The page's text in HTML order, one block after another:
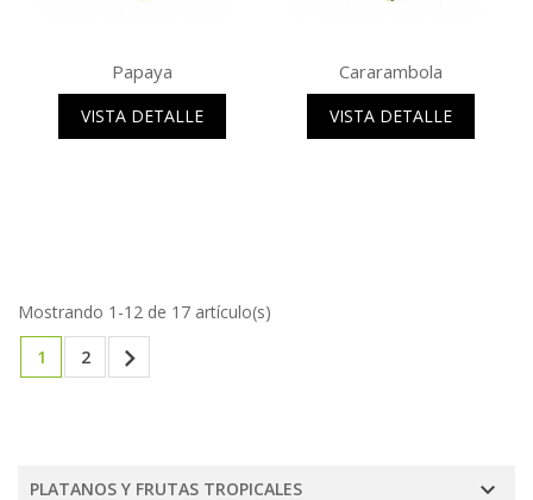
Papaya
VISTA DETALLE
Cararambola
VISTA DETALLE
Mostrando 1-12 de 17 artículo(s)
1
2 
PLATANOS Y FRUTAS TROPICALES 